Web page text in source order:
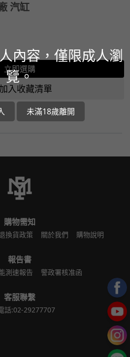
汽缸
立即選購
加入收藏清單
購物需知
換貨政策 關於我們 購物說明
報告書
測速報告 警政署核准函
客服聯繫
話:02-29277707
內容，僅限成人瀏
覽。
未滿18歲離開